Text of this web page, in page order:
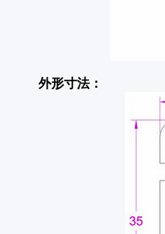
外形寸法：